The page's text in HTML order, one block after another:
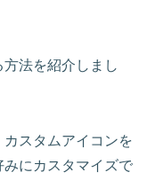
法を紹介しまし
スタムアイコンを
にカスタマイズで